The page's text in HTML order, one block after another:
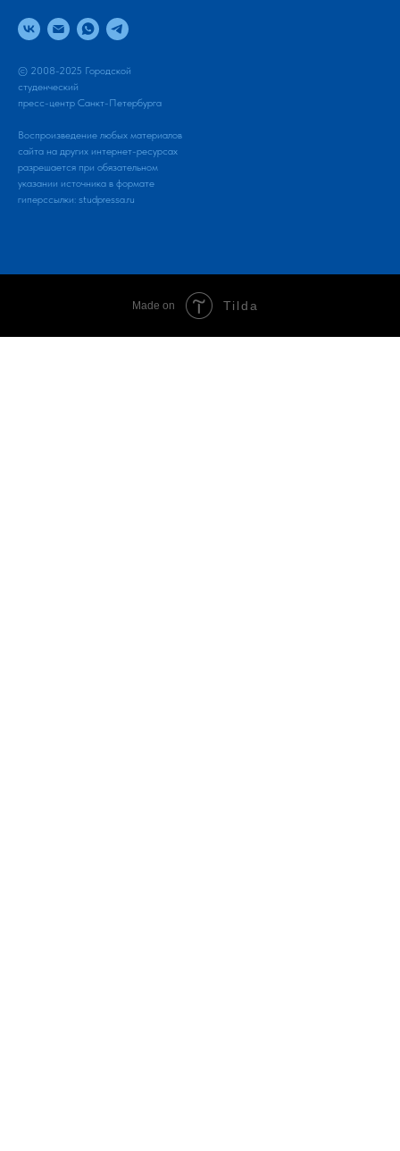
© 2008-2025 Городской
студенческий
пресс-центр Санкт-Петербурга
Воспроизведение любых материалов
сайта на других интернет-ресурсах
разрешается при обязательном
указании источника в формате
гиперссылки: studpressa.ru
Made on Tilda